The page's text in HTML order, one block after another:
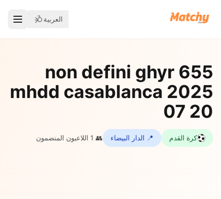
العربية
655 non defini ghyr
mhdd casablanca 2025
07 20
كرة القدم 📍 الدار البيضاء 👥 1 اللاعبون المنضمون